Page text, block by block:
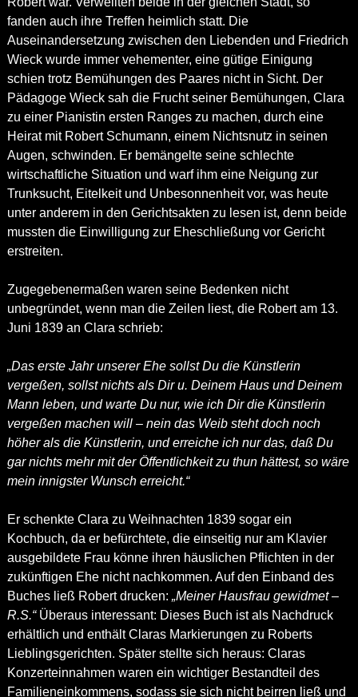
fanden auch ihre Treffen heimlich statt. Die
Auseinandersetzung zwischen den Liebenden und Friedrich
Wieck wurde immer vehementer, eine gütige Einigung
schien trotz Bemühungen des Paares nicht in Sicht. Der
Pädagoge Wieck sah die Frucht seiner Bemühungen, Clara
zu einer Pianistin ersten Ranges zu machen, durch eine
Heirat mit Robert Schumann, einem Nichtsnutz in seinen
Augen, schwinden. Er bemängelte seine schlechte
wirtschaftliche Situation und warf ihm eine Neigung zur
Trunksucht, Eitelkeit und Unbesonnenheit vor, was heute
unter anderem in den Gerichtsakten zu lesen ist, denn beide
mussten die Einwilligung zur Eheschließung vor Gericht
erstreiten.
Zugegebenermaßen waren seine Bedenken nicht
unbegründet, wenn man die Zeilen liest, die Robert am 13.
Juni 1839 an Clara schrieb:
„Das erste Jahr unserer Ehe sollst Du die Künstlerin
vergeßen, sollst nichts als Dir u. Deinem Haus und Deinem
Mann leben, und warte Du nur, wie ich Dir die Künstlerin
vergeßen machen will – nein das Weib steht doch noch
höher als die Künstlerin, und erreiche ich nur das, daß Du
gar nichts mehr mit der Öffentlichkeit zu thun hättest, so wäre
mein innigster Wunsch erreicht.“
Er schenkte Clara zu Weihnachten 1839 sogar ein
Kochbuch, da er befürchtete, die einseitig nur am Klavier
ausgebildete Frau könne ihren häuslichen Pflichten in der
zukünftigen Ehe nicht nachkommen. Auf den Einband des
Buches ließ Robert drucken: „Meiner Hausfrau gewidmet –
R.S.“Überaus interessant: Dieses Buch ist als Nachdruck
erhältlich und enthält Claras Markierungen zu Roberts
Lieblingsgerichten. Später stellte sich heraus: Claras
Konzerteinnahmen waren ein wichtiger Bestandteil des
Familieneinkommens, sodass sie sich nicht beirren ließ und